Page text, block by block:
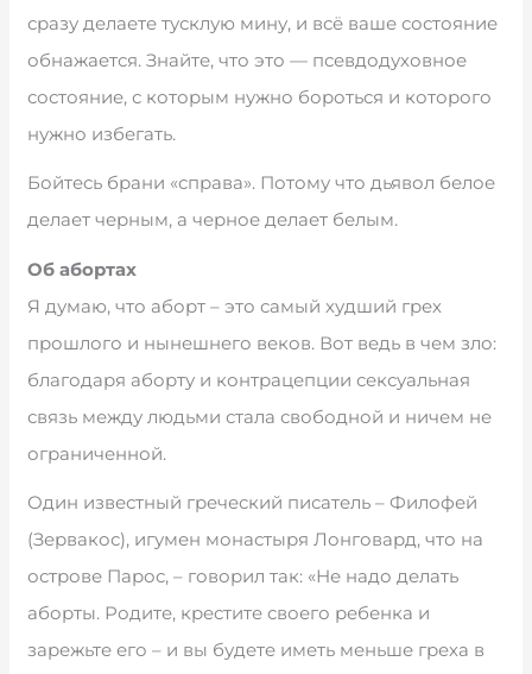
сразу делаете тусклую мину, и всё ваше состояние
обнажается. Знайте, что это — псевдодуховное
состояние, с которым нужно бороться и которого
нужно избегать.
Бойтесь брани «справа». Потому что дьявол белое
делает черным, а черное делает белым.
Об абортах
Я думаю, что аборт – это самый худший грех
прошлого и нынешнего веков. Вот ведь в чем зло:
благодаря аборту и контрацепции сексуальная
связь между людьми стала свободной и ничем не
ограниченной.
Один известный греческий писатель – Филофей
(Зервакос), игумен монастыря Лонговард, что на
острове Парос, – говорил так: «Не надо делать
аборты. Родите, крестите своего ребенка и
зарежьте его – и вы будете иметь меньше греха в